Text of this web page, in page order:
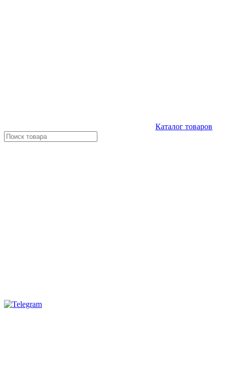
Каталог товаров